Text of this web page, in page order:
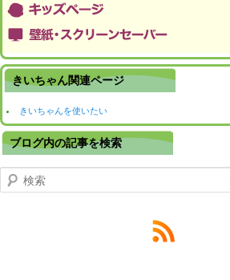
きいちゃん関連ページ
きいちゃんを使いたい
ブログ内の記事を検索
検索